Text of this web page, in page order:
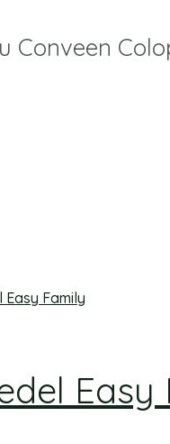
Easy